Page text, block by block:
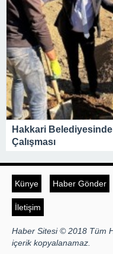
Hakkari
Çalışması
Künye Haber Gönder
İletişim
Haber Sitesi © 2018 Tüm
içerik kopyalanamaz.